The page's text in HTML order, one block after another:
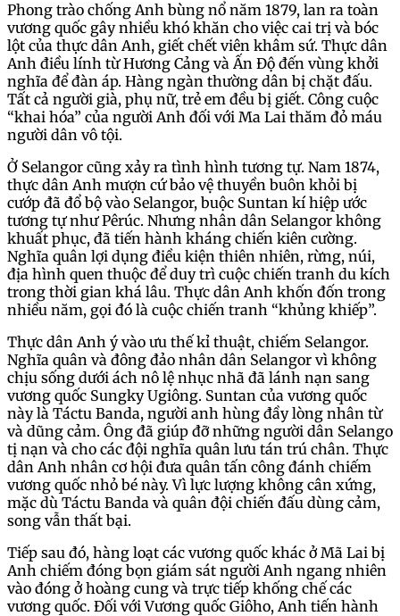
Phong trào chống Anh bùng nổ năm 1879, lan ra toàn
vương quốc gây nhiều khó khăn cho việc cai trị và bóc
lột của thực dân Anh, giết chết viên khâm sứ. Thực dân
Anh điều lính từ Hương Cảng và Ấn Độ đến vùng khởi
nghĩa để đàn áp. Hàng ngàn thường dân bị chặt đấu.
Tất cả người già, phụ nữ, trẻ em đều bị giết. Công cuộc
“khai hóa” của người Anh đối với Ma Lai thăm đỏ máu
người dân vô tội.
Ở Selangor cũng xảy ra tình hình tương tự. Nam 1874,
thực dân Anh mượn cứ bảo vệ thuyền buôn khỏi bị
cướp đã đổ bộ vào Selangor, buộc Suntan kí hiệp ước
tương tự như Pêrúc. Nhưng nhân dân Selangor không
khuất phục, đã tiến hành kháng chiến kiên cường.
Nghĩa quân lợi dụng điều kiện thiên nhiên, rừng, núi,
địa hình quen thuộc để duy trì cuộc chiến tranh du kích
trong thời gian khá lâu. Thực dân Anh khốn đốn trong
nhiều năm, gọi đó là cuộc chiến tranh “khủng khiếp”.
Thực dân Anh ý vào ưu thế kỉ thuật, chiếm Selangor.
Nghĩa quân và đông đảo nhân dân Selangor vì không
chịu sống dưới ách nô lệ nhục nhã đã lánh nạn sang
vương quốc Sungky Ugiông. Suntan của vương quốc
này là Táctu Banda, người anh hùng đầy lòng nhân từ
và dũng cảm. Ông đã giúp đỡ những người dân Selango
tị nạn và cho các đội nghĩa quân lưu tán trú chân. Thực
dân Anh nhân cơ hội đưa quân tấn công đánh chiếm
vương quốc nhỏ bé này. Vì lực lượng không cân xứng,
mặc dù Táctu Banda và quân đội chiến đấu dùng cảm,
song vẫn thất bại.
Tiếp sau đó, hàng loạt các vương quốc khác ở Mã Lai bị
Anh chiếm đóng bọn giám sát người Anh ngang nhiên
vào đóng ở hoàng cung và trực tiếp khống chế các
vương quốc. Đối với Vương quốc Giôho, Anh tiến hành